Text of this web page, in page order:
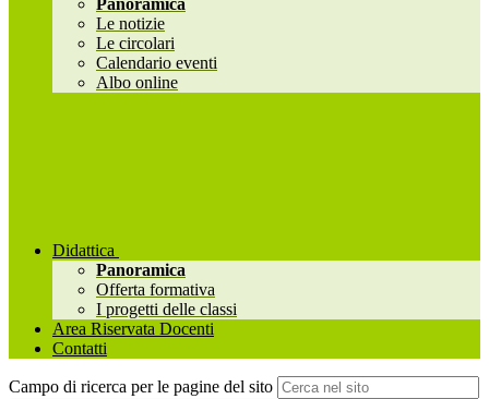
Panoramica
Le notizie
Le circolari
Calendario eventi
Albo online
Didattica
Panoramica
Offerta formativa
I progetti delle classi
Area Riservata Docenti
Contatti
Campo di ricerca per le pagine del sito